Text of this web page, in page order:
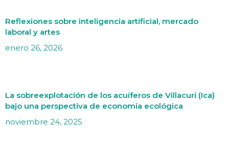
Reflexiones sobre inteligencia artificial, mercado
laboral y artes
enero 26, 2026
La sobreexplotación de los acuíferos de Villacurí (Ica)
bajo una perspectiva de economía ecológica
noviembre 24, 2025